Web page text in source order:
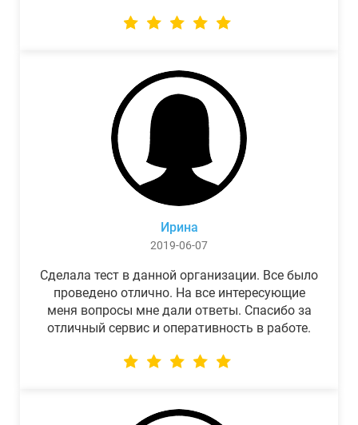
Ирина
2019-06-07
Сделала тест в данной организации. Все было
проведено отлично. На все интересующие
меня вопросы мне дали ответы. Спасибо за
отличный сервис и оперативность в работе.